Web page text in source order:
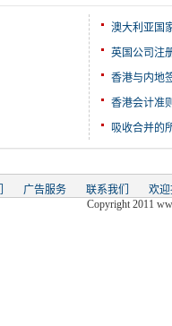
澳大利亚国
英国公司注
香港与内地
香港会计准
吸收合并的
广告服务 联系我们
欢
Copyright 2011